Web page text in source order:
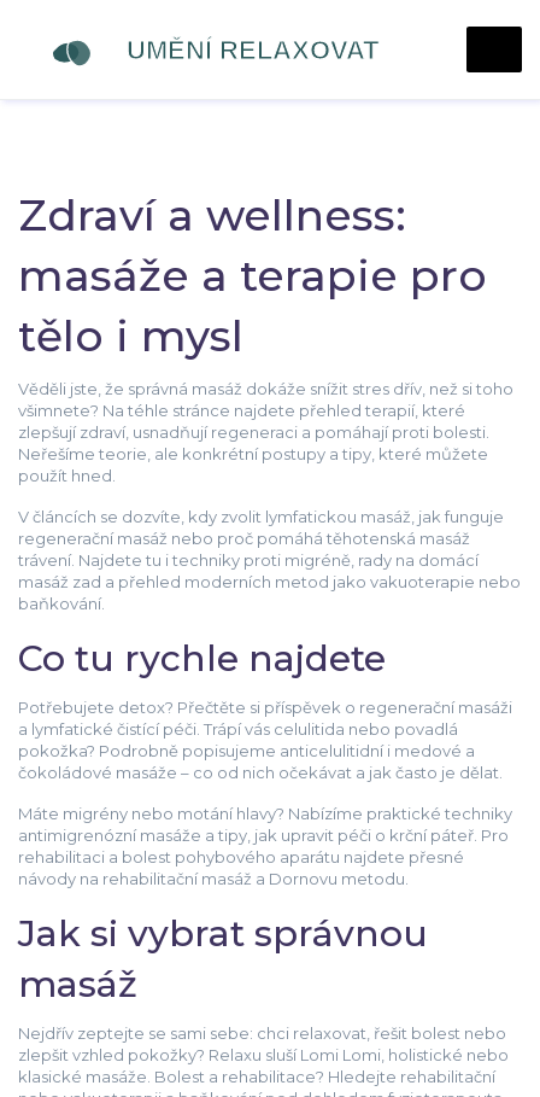
Zdraví a wellness:
masáže a terapie pro
tělo i mysl
Věděli jste, že správná masáž dokáže snížit stres dřív, než si toho
všimnete? Na téhle stránce najdete přehled terapií, které
zlepšují zdraví, usnadňují regeneraci a pomáhají proti bolesti.
Neřešíme teorie, ale konkrétní postupy a tipy, které můžete
použít hned.
V článcích se dozvíte, kdy zvolit lymfatickou masáž, jak funguje
regenerační masáž nebo proč pomáhá těhotenská masáž
trávení. Najdete tu i techniky proti migréně, rady na domácí
masáž zad a přehled moderních metod jako vakuoterapie nebo
baňkování.
Co tu rychle najdete
Potřebujete detox? Přečtěte si příspěvek o regenerační masáži
a lymfatické čistící péči. Trápí vás celulitida nebo povadlá
pokožka? Podrobně popisujeme anticelulitidní i medové a
čokoládové masáže – co od nich očekávat a jak často je dělat.
Máte migrény nebo motání hlavy? Nabízíme praktické techniky
antimigrenózní masáže a tipy, jak upravit péči o krční páteř. Pro
rehabilitaci a bolest pohybového aparátu najdete přesné
návody na rehabilitační masáž a Dornovu metodu.
Jak si vybrat správnou
masáž
Nejdřív zeptejte se sami sebe: chci relaxovat, řešit bolest nebo
zlepšit vzhled pokožky? Relaxu sluší Lomi Lomi, holistické nebo
klasické masáže. Bolest a rehabilitace? Hledejte rehabilitační